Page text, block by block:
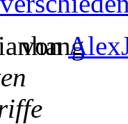
von